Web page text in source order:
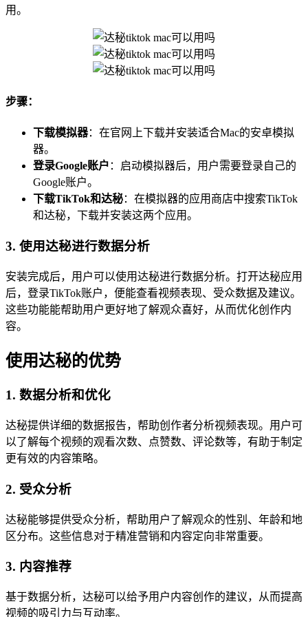
用。
步骤：
下载模拟器：在官网上下载并安装适合Mac的安卓模拟
器。
登录Google账户 ：启动模拟器后，用户需要登录自己的
Google账户。
下载TikTok和达秘：在模拟器的应用商店中搜索TikTok
和达秘，下载并安装这两个应用。
3. 使用达秘进行数据分析
安装完成后，用户可以使用达秘进行数据分析。打开达秘应用
后，登录TikTok账户，便能查看视频表现、受众数据及建议。
这些功能能帮助用户更好地了解观众喜好，从而优化创作内
容。
使用达秘的优势
1. 数据分析和优化
达秘提供详细的数据报告，帮助创作者分析视频表现。用户可
以了解每个视频的观看次数、点赞数、评论数等，有助于制定
更有效的内容策略。
2. 受众分析
达秘能够提供受众分析，帮助用户了解观众的性别、年龄和地
区分布。这些信息对于精准营销和内容定向非常重要。
3. 内容推荐
基于数据分析，达秘可以给予用户内容创作的建议，从而提高
视频的吸引力与互动率。